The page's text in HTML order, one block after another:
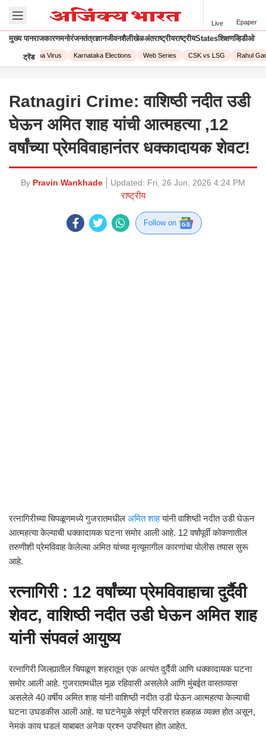
Live Epaper
मुख्य पानराजकारणमनोरंजनतंत्रज्ञानजीवनशैलीखेळअंतराष्ट्रीयराष्ट्रीयStatesशिक्षणव्हिडीओ
ट्रेंड
Corona Virus Karnataka Elections Web Series CSK vs LSG Rahul
Ratnagiri Crime: वाशिष्ठी नदीत उडी
घेऊन अमित शाह यांची आत्महत्या ,12
वर्षांच्या प्रेमविवाहानंतर धक्कादायक शेवट!
By Pravin Wankhade Updated: Fri, 26 Jun, 2026 4:24 PM
राष्ट्रीय
Follow on
रत्नागिरीच्या चिपळूणमध्ये गुजरातमधील अमित शाहयांनी वाशिष्ठी नदीत उडी घेऊन
आत्महत्या केल्याची धक्कादायक घटना समोर आली आहे. 12 वर्षांपूर्वी कोकणातील
तरुणीशी प्रेमविवाह केलेल्या अमित यांच्या मृत्यूमागील कारणांचा पोलीस तपास सुरू
आहे.
रत्नागिरी : 12 वर्षांच्या प्रेमविवाहाचा दुर्दैवी
शेवट, वाशिष्ठी नदीत उडी घेऊन अमित शाह
यांनी संपवलं आयुष्य
रत्नागिरी जिल्ह्यातील चिपळूण शहरातून एक अत्यंत दुर्दैवी आणि धक्कादायक घटना
समोर आली आहे. गुजरातमधील मूळ रहिवासी असलेले आणि मुंबईत वास्तव्यास
असलेले 40 वर्षीय अमित शाह यांनी वाशिष्ठी नदीत उडी घेऊन आत्महत्या केल्याची
घटना उघडकीस आली आहे. या घटनेमुळे संपूर्ण परिसरात हळहळ व्यक्त होत असून,
नेमकं काय घडलं याबाबत अनेक प्रश्न उपस्थित होत आहेत.